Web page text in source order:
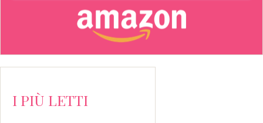
I PIÙ LETTI